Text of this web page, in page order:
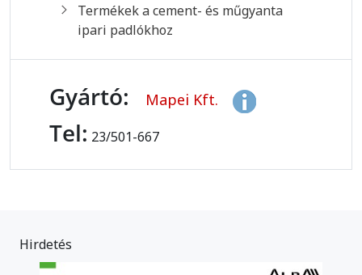
Termékek a cement- és műgyanta
ipari padlókhoz
Gyártó: Mapei Kft.
Tel: 23/501-667
Hirdetés